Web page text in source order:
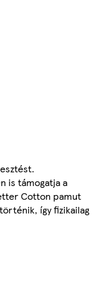
is támogatja a
Cotton pamut
így fizikailag